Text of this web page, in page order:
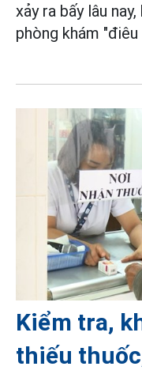
xảy ra bấy lâu
phòng khám
Kiểm tra,
thiếu